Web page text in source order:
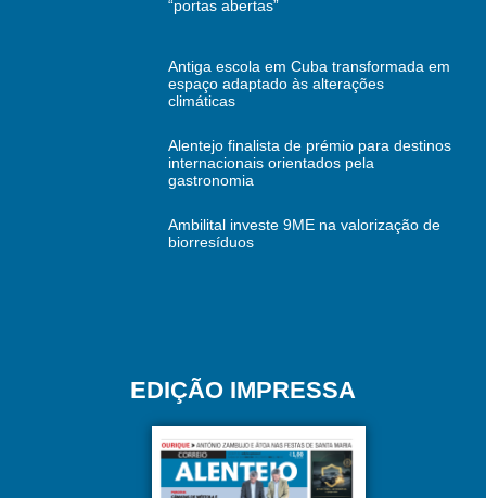
“portas abertas”
Antiga escola em Cuba transformada em
espaço adaptado às alterações
climáticas
Alentejo finalista de prémio para destinos
internacionais orientados pela
gastronomia
Ambilital investe 9ME na valorização de
biorresíduos
EDIÇÃO IMPRESSA